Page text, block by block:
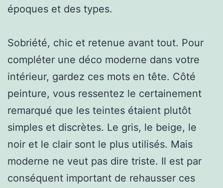
époques et des types.
Sobriété, chic et retenue avant tout. Pour
compléter une déco moderne dans votre
intérieur, gardez ces mots en tête. Côté
peinture, vous ressentez le certainement
remarqué que les teintes étaient plutôt
simples et discrètes. Le gris, le beige, le
noir et le clair sont le plus utilisés. Mais
moderne ne veut pas dire triste. Il est par
conséquent important de rehausser ces